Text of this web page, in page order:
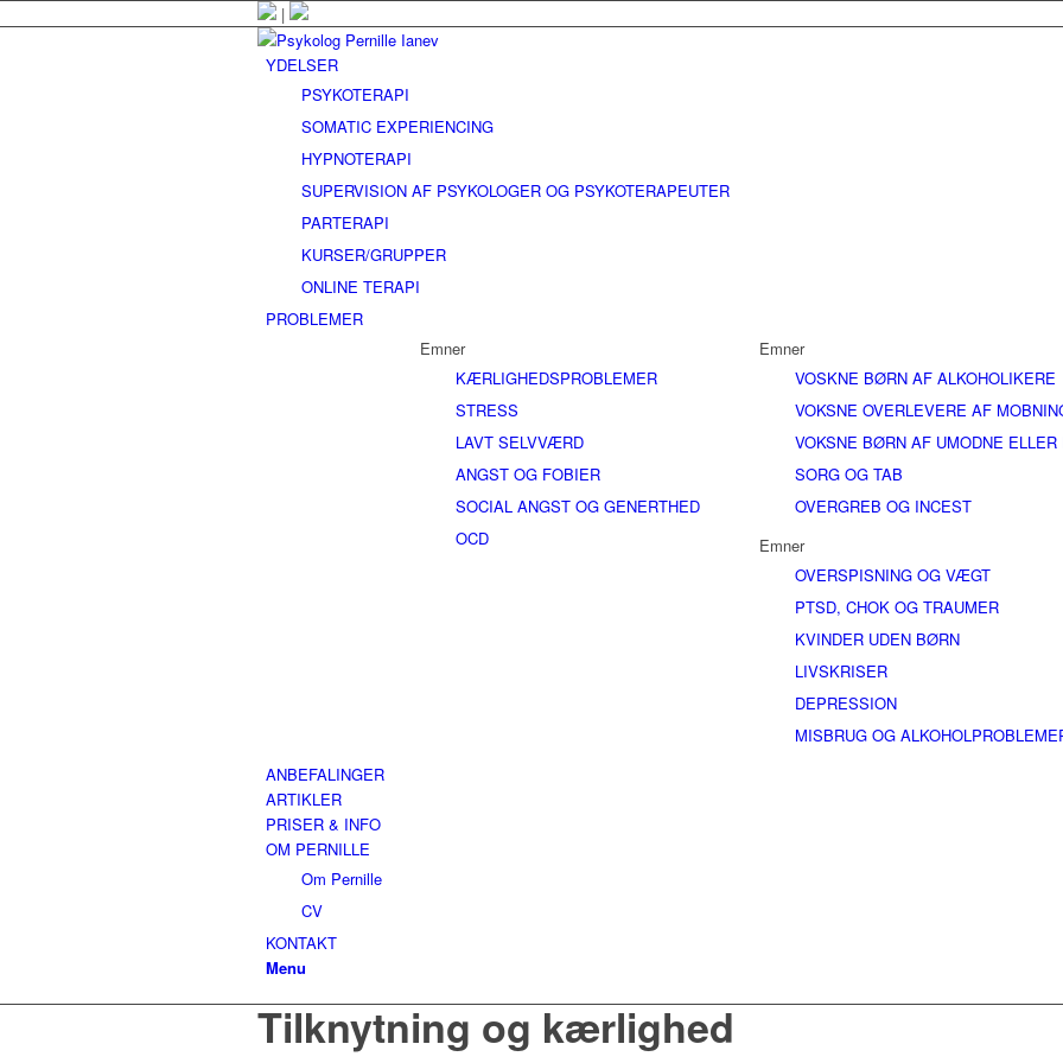
|
YDELSER
PSYKOTERAPI
SOMATIC EXPERIENCING
HYPNOTERAPI
SUPERVISION AF PSYKOLOGER OG PSYKOTERAPEUTER
PARTERAPI
KURSER/GRUPPER
ONLINE TERAPI
PROBLEMER
Emner
KÆRLIGHEDSPROBLEMER
STRESS
LAVT SELVVÆRD
ANGST OG FOBIER
SOCIAL ANGST OG GENERTHED
OCD
Emner
VOSKNE BØRN AF ALKOHOLIKERE
VOKSNE OVERLEVERE AF
VOKSNE BØRN AF UMODNE
SORG OG TAB
OVERGREB OG INCEST
Emner
OVERSPISNING OG VÆGT
PTSD, CHOK OG TRAUMER
KVINDER UDEN BØRN
LIVSKRISER
DEPRESSION
MISBRUG OG
ANBEFALINGER
ARTIKLER
PRISER & INFO
OM PERNILLE
Om Pernille
CV
KONTAKT
Menu
Tilknytning og kærlighed